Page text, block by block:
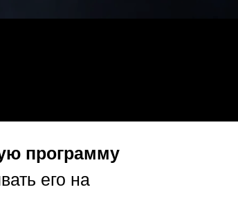
программу
его на